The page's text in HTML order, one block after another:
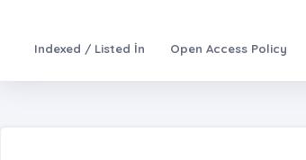
Indexed / Listed İn Open Access Policy